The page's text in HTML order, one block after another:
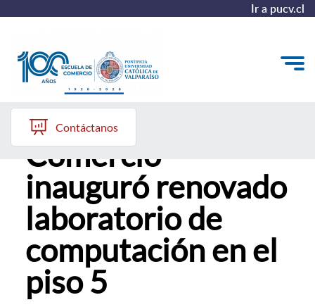
Ir a pucv.cl
Quiénes somos
Vinculación con el Medio
Formación Continua
Postgrados
ALUMNI
Contáctanos
Escuela de
Comercio
inauguró renovado
laboratorio de
computación en el
piso 5